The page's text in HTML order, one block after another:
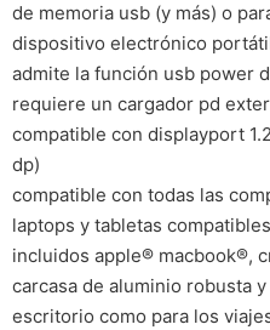
de memoria usb (y más) o
dispositivo electrónico
admite la función usb power
requiere un cargador pd
compatible con displayport
dp)
compatible con todas las
laptops y tabletas
incluidos apple® macbook®,
carcasa de aluminio robusta
escritorio como para los